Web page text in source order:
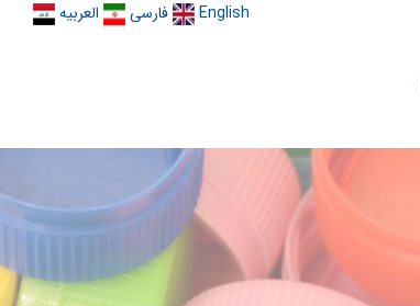
English فارسی العربیه